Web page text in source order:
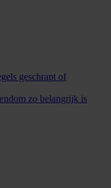
geschrapt of
zo belangrijk is